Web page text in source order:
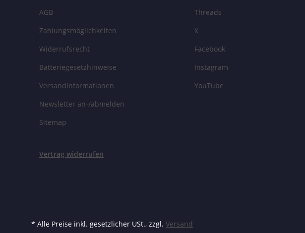
AGB
Zahlungsmöglichkeiten
Widerrufsrecht
Batteriegesetzhinweise
Versandinformationen
Newsletter an-/abmelden
Sitemap
Threads
X
Facebook
Instagram
YouTube
Vertrag widerrufen
* Alle Preise inkl. gesetzlicher USt., zzgl. Versand